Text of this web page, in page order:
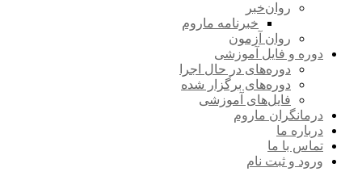
روان‌خبر
خبرنامه ماروم
روان آزمون
دوره و فایل آموزشی
دوره‌های در حال اجرا
دوره‌های برگزار شده
فایل‌های آموزشی
درمانگران ماروم
درباره ما
تماس با ما
ورود و ثبت نام